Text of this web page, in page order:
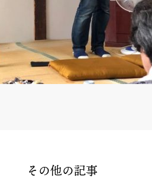
その他の記事